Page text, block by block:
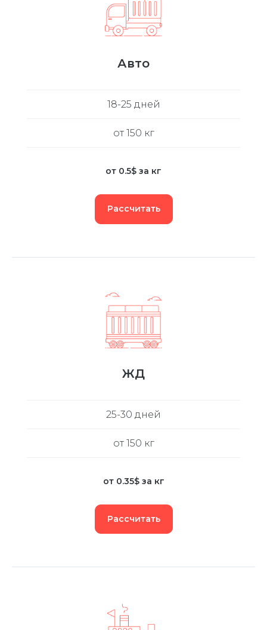
Авто
18-25 дней
от 150 кг
от 0.5$ за кг
Рассчитать
ЖД
25-30 дней
от 150 кг
от 0.35$ за кг
Рассчитать